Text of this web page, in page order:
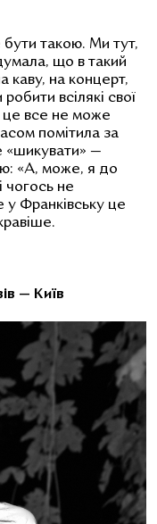
такою. Ми тут,
що в такий
каву, на концерт,
всілякі свої
це все не може
помітила за
—
«А, може, я до
чогось не
у Франківську це
— Київ